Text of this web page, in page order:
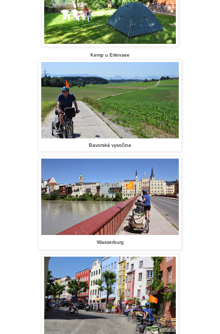
Kemp u Erlensee
Bavorská vysočina
Wasserburg